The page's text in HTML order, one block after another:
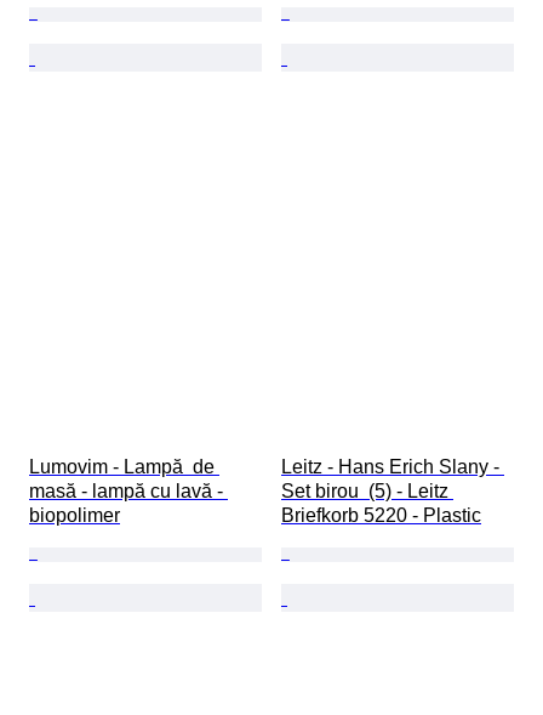
Lumovim - Lampă  de
masă - lampă cu lavă -
biopolimer
Leitz - Hans Erich Slany -
Set birou  (5) - Leitz
Briefkorb 5220 - Plastic